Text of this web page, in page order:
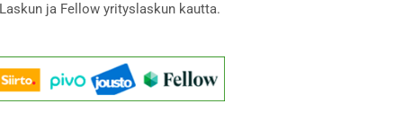
ja Fellow yrityslaskun kautta.